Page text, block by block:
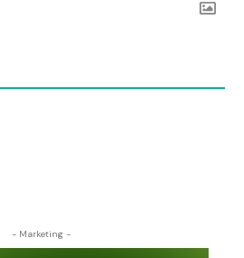
- Marketing -